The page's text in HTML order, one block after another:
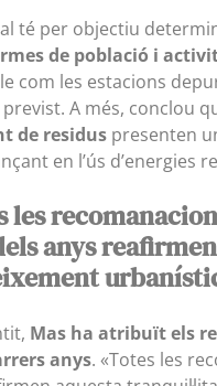
té per objectiu
de població i
com les estacions
A més, conclou
de residus presenten
en l’ús d’energies
les
anys
Mas ha atribuït els
anys. «Totes les